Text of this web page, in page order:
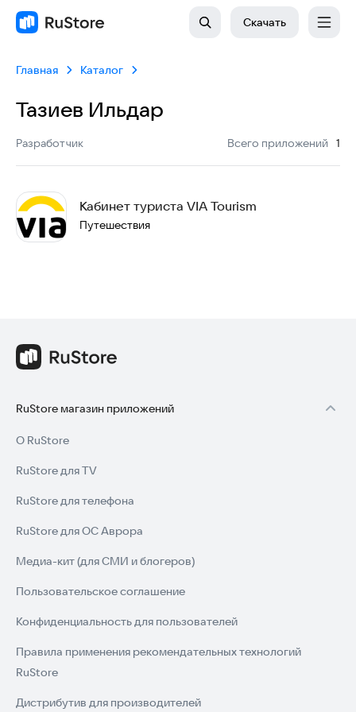
Скачать
Главная Каталог
Тазиев Ильдар
Разработчик Всего приложений
: 1
Кабинет туриста VIA Tourism
Путешествия
RuStore магазин приложений
О RuStore
RuStore для TV
RuStore для телефона
RuStore для ОС Аврора
Медиа-кит (для СМИ и блогеров)
Пользовательское соглашение
Конфиденциальность для пользователей
Правила применения рекомендательных технологий
RuStore
Дистрибутив для производителей